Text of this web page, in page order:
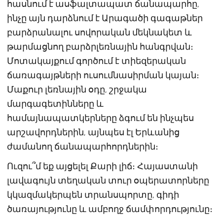
հասնում է ասֆալտապատ ճանապարհը,
ինչը այն դարձնում է Արագածի գագաթներ
բարձրանալու սովորական մեկնակետ և
թարմացնող բարձրլեռնային հանգրվան։
Մոտակայքում գործում է տիեզերական
ճառագայթների ուսումնասիրման կայան։
Մաքուր լեռնային օդը, շրջակա
մարգագետինները և
համայնապատկերները ձգում են ինչպես
արշավորդներին, այնպես էլ Երևանից
ժամանող ճանապարհորդներին։
Ուզու՞մ եք այցելել Քարի լիճ։ Հայաստանի
լավագույն տեղական տուր օպերատորները
կկազմակերպեն տրանսպորտը, գիդի
ծառայությունը և ամբողջ ճամփորդությունը։